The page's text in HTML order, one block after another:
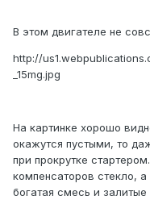
В этом двигателе не
http://
_15mg.jpg
На картинке хорошо
окажутся пустыми, то
при прокрутке
компенсаторов стекло,
богатая смесь и залитые